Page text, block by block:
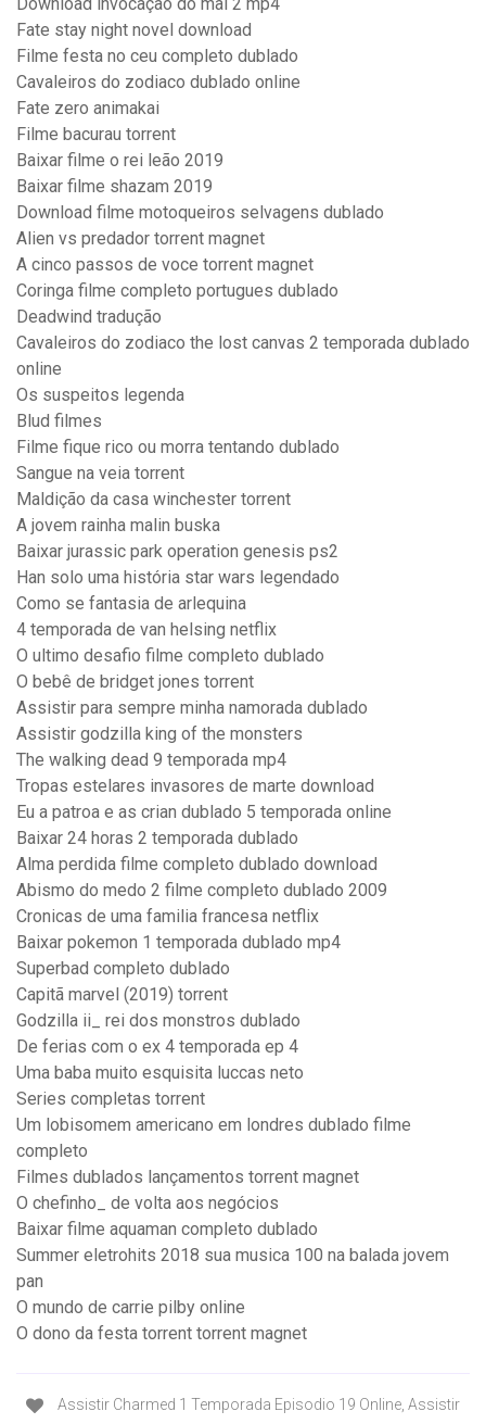
Download invocação do mal 2 mp4
Fate stay night novel download
Filme festa no ceu completo dublado
Cavaleiros do zodiaco dublado online
Fate zero animakai
Filme bacurau torrent
Baixar filme o rei leão 2019
Baixar filme shazam 2019
Download filme motoqueiros selvagens dublado
Alien vs predador torrent magnet
A cinco passos de voce torrent magnet
Coringa filme completo portugues dublado
Deadwind tradução
Cavaleiros do zodiaco the lost canvas 2 temporada dublado
online
Os suspeitos legenda
Blud filmes
Filme fique rico ou morra tentando dublado
Sangue na veia torrent
Maldição da casa winchester torrent
A jovem rainha malin buska
Baixar jurassic park operation genesis ps2
Han solo uma história star wars legendado
Como se fantasia de arlequina
4 temporada de van helsing netflix
O ultimo desafio filme completo dublado
O bebê de bridget jones torrent
Assistir para sempre minha namorada dublado
Assistir godzilla king of the monsters
The walking dead 9 temporada mp4
Tropas estelares invasores de marte download
Eu a patroa e as crian dublado 5 temporada online
Baixar 24 horas 2 temporada dublado
Alma perdida filme completo dublado download
Abismo do medo 2 filme completo dublado 2009
Cronicas de uma familia francesa netflix
Baixar pokemon 1 temporada dublado mp4
Superbad completo dublado
Capitã marvel (2019) torrent
Godzilla ii_ rei dos monstros dublado
De ferias com o ex 4 temporada ep 4
Uma baba muito esquisita luccas neto
Series completas torrent
Um lobisomem americano em londres dublado filme
completo
Filmes dublados lançamentos torrent magnet
O chefinho_ de volta aos negócios
Baixar filme aquaman completo dublado
Summer eletrohits 2018 sua musica 100 na balada jovem
pan
O mundo de carrie pilby online
O dono da festa torrent torrent magnet
Assistir Charmed 1 Temporada Episodio 19 Online, Assistir